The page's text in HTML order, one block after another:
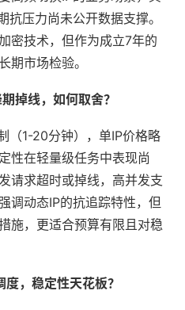
压力尚未公开数据支撑。
密技术，但作为成立7年的
期市场检验。
掉线，如何取舍？
（1-20分钟），单IP价格略
性在轻量级任务中表现尚
请求超时或掉线，高并发支
调动态IP的抗追踪特性，但
施，更适合预算有限且对稳
，稳定性天花板？